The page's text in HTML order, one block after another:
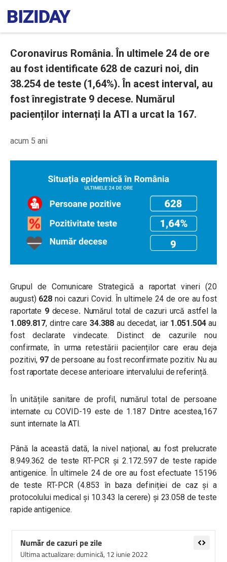
Coronavirus România. În ultimele 24 de ore
au fost identificate 628 de cazuri noi, din
38.254 de teste (1,64%). În acest interval, au
fost înregistrate 9 decese. Numărul
pacienților internați la ATI a urcat la 167.
acum 5 ani
Grupul de Comunicare Strategică a raportat vineri (20
august)628noi cazuri Covid. În ultimele 24 de ore au fost
raportate 9 decese. Numărul total de cazuri urcă astfel la
1.089.817, dintre care 34.388au decedat, iar1.051.504au
fost declarate vindecate. Distinct de cazurile nou
confirmate, în urma retestării pacienților care erau deja
pozitivi, 97 de persoane au fost reconfirmate pozitiv. Nu au
fost raportate decese anterioare intervalului de referință.
În unitățile sanitare de profil, numărul total de persoane
internate cu COVID-19 este de 1.187 Dintre acestea,167
sunt internate la ATI.
Până la această dată, la nivel național, au fost prelucrate
8.949.362 de teste RT-PCR și 2.172.597 de teste rapide
antigenice. În ultimele 24 de ore au fost efectuate 15196
de teste RT-PCR (4.853 în baza definiției de caz și a
protocolului medical și 10.343 la cerere) și 23.058 de teste
rapide antigenice.